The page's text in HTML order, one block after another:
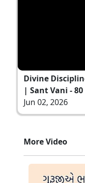
Divine
| Sant Vani - 80
Jun 02, 2026
More Video